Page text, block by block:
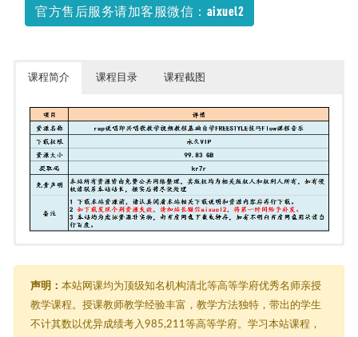
官方售后服务请加客服微信：aixuel2
课程简介 课程目录 课程截图
声明： 本站网课均为顶级知名机构清北等高等学府优秀名师亲授
教学课程。授课教师教学经验丰富，教学方法独特，带出的学生
不计其数以优异成绩考入985,211等高等学府。学习本站课程，